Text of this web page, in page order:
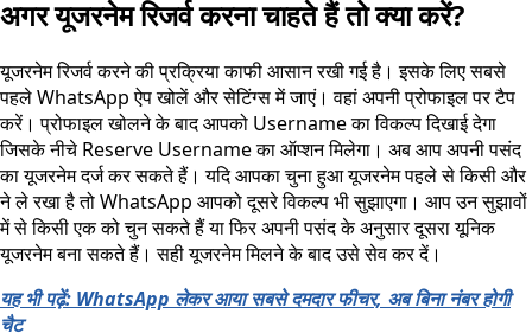
अगर यूजरनेम रिजर्व करना चाहते हैं तो क्या करें?
यूजरनेम रिजर्व करने की प्रक्रिया काफी आसान रखी गई है। इसके लिए सबसे
पहले WhatsApp ऐप खोलें और सेटिंग्स में जाएं। वहां अपनी प्रोफाइल पर टैप
करें। प्रोफाइल खोलने के बाद आपको Username का विकल्प दिखाई देगा
जिसके नीचे Reserve Username का ऑप्शन मिलेगा। अब आप अपनी पसंद
का यूजरनेम दर्ज कर सकते हैं। यदि आपका चुना हुआ यूजरनेम पहले से किसी और
ने ले रखा है तो WhatsApp आपको दूसरे विकल्प भी सुझाएगा। आप उन सुझावों
में से किसी एक को चुन सकते हैं या फिर अपनी पसंद के अनुसार दूसरा यूनिक
यूजरनेम बना सकते हैं। सही यूजरनेम मिलने के बाद उसे सेव कर दें।
यह भी पढ़ें: WhatsApp लेकर आया सबसे दमदार फीचर, अब बिना नंबर होगी
चैट